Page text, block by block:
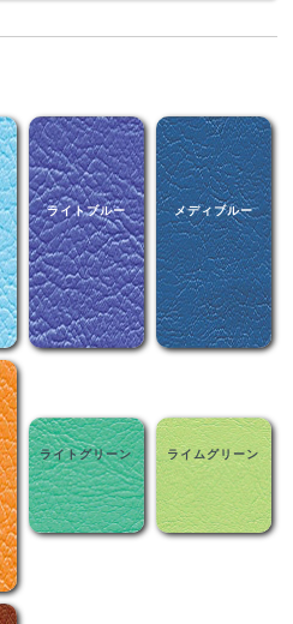
ライトブルー メディブルー
ライトグリーン ライムグリーン